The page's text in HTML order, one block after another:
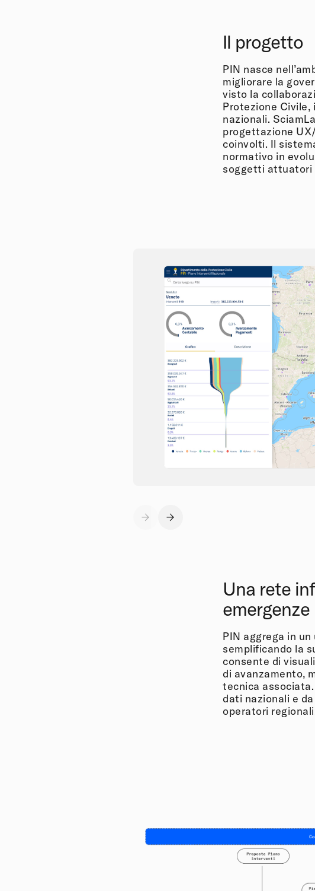
Il progetto
PIN nasce
migliorare la
visto la
Protezione Civile,
nazionali.
progettazione
coinvolti. Il
normativo in
soggetti attuatori
Una rete
emergenze
PIN aggrega in
semplificando la
consente di
di avanzamento,
tecnica
dati nazionali e
operatori